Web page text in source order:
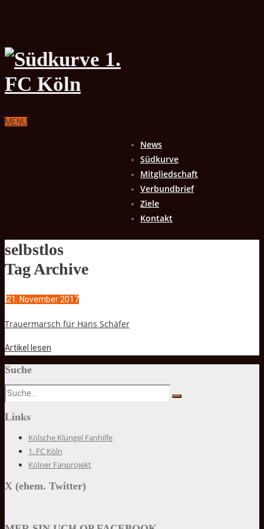
MENU
News
Südkurve
Mitgliedschaft
Verbundbrief
Ziele
Kontakt
selbstlos
Tag Archive
21. November 2017
Trauermarsch für Hans Schäfer
Artikel lesen
Suche
Links
Kölsche Klüngel Fanhilfe
1. FC Köln
Kölner Fanprojekt
X (ehem. Twitter)